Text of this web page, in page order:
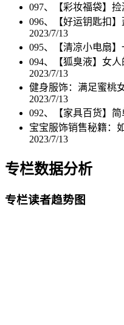
097、【彩妆福袋】
096、【好运钥匙扣
2023/7/13
095、【清凉小电扇
094、【狐臭液】女人
2023/7/13
健身服饰：满足蜜桃
2023/7/13
092、【家具百货】
宝宝服饰销售秘籍：
2023/7/13
专栏数据分析
专栏读者趋势图